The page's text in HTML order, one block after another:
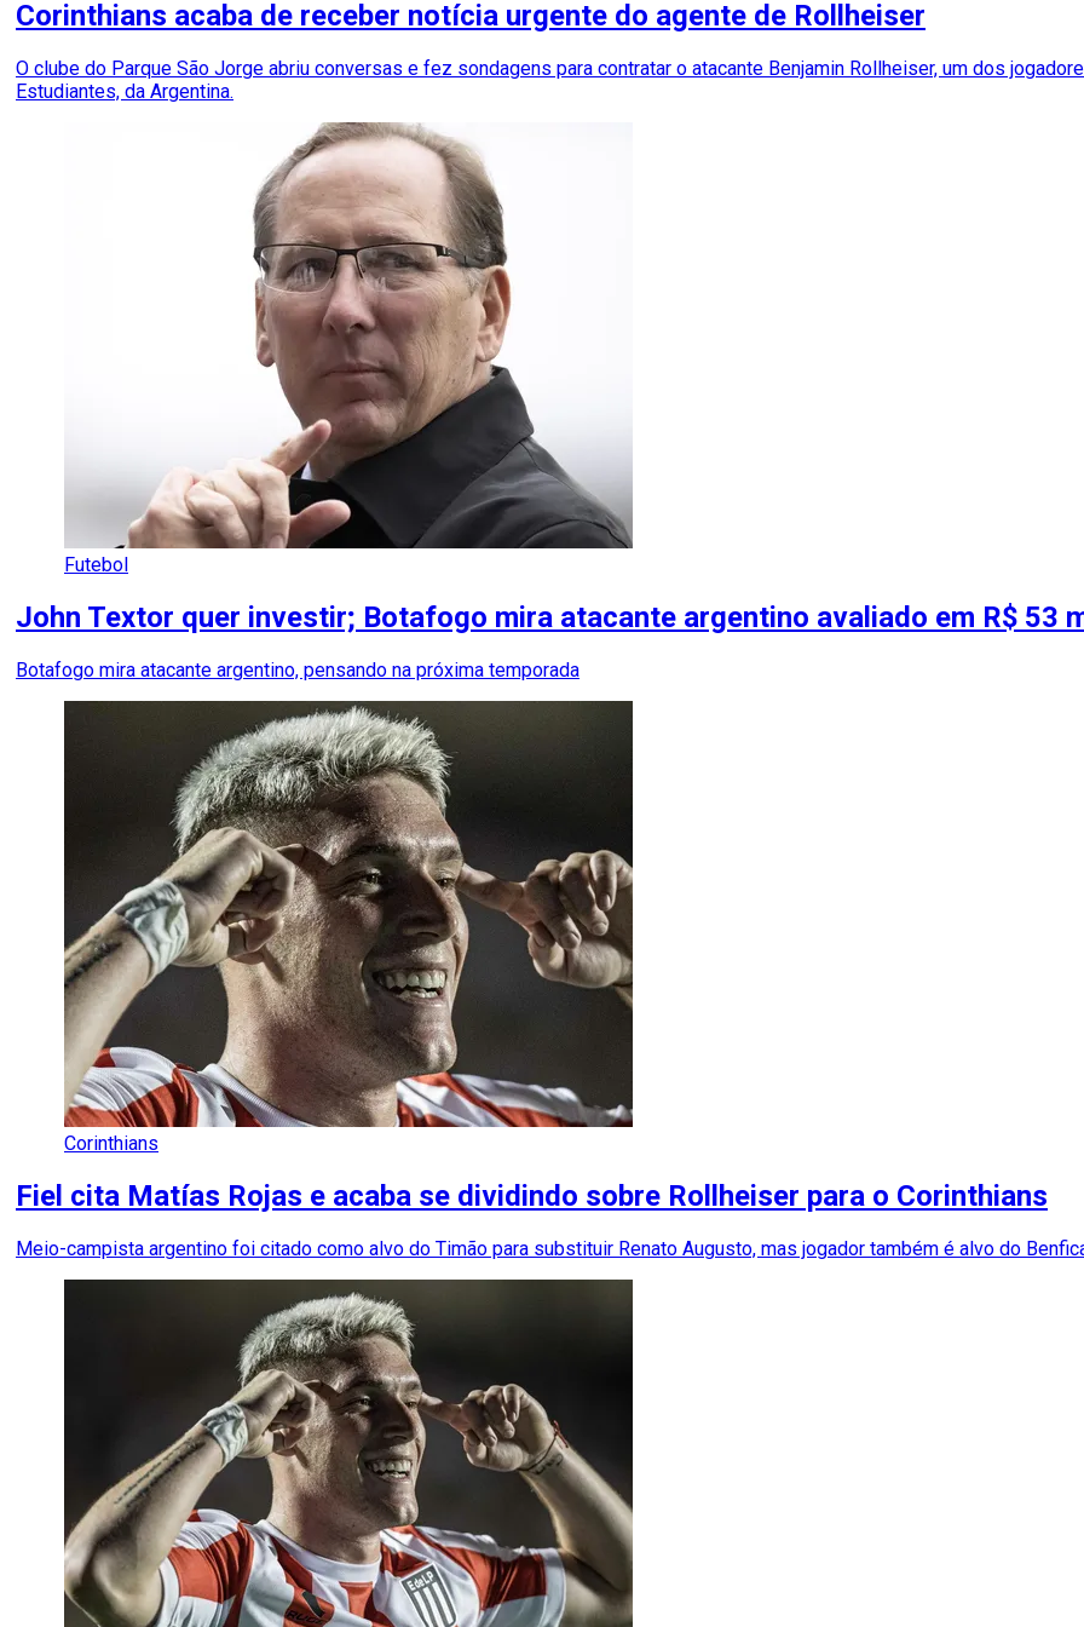
Corinthians acaba de receber notícia urgente do agente de Rollheiser
O clube do Parque São Jorge abriu conversas e fez sondagens para contratar o atacante Benjamin Rollheiser, um dos
Estudiantes, da Argentina.
Futebol
John Textor quer investir; Botafogo mira atacante argentino avaliado em R$ 53
Botafogo mira atacante argentino, pensando na próxima temporada
Corinthians
Fiel cita Matías Rojas e acaba se dividindo sobre Rollheiser para o Corinthians
Meio-campista argentino foi citado como alvo do Timão para substituir Renato Augusto, mas jogador também é alvo do